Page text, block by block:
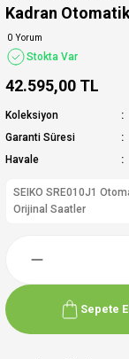
Kadran
0 Yorum
Stokta Var
42.595,00 TL
Koleksiyon
Garanti Süresi
Havale
SEIKO SRE010J1
Orijinal Saatler
Sepete